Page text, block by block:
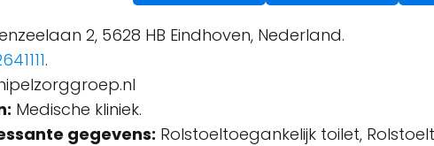
2, 5628 HB Eindhoven, Nederland.
.
Medische kliniek.
gegevens: Rolstoeltoegankelijk toilet,